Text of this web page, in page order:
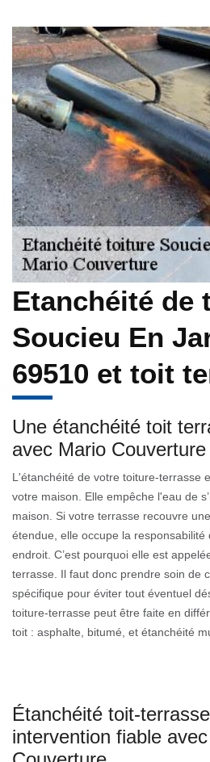
Etanchéité de
Soucieu En
69510 et toit
Une étanchéité toit
avec Mario Couverture
L'étanchéité de votre toiture-terrasse
votre maison. Elle empêche l'eau de
maison. Si votre terrasse recouvre
étendue, elle occupe la responsabilité
endroit. C’est pourquoi elle est
terrasse. Il faut donc prendre soin de
spécifique pour éviter tout éventuel
toiture-terrasse peut être faite en
toit : asphalte, bitumé, et étanchéité
Étanchéité toit-
intervention fiable